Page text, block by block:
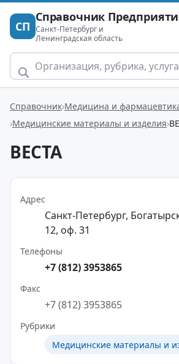
СП
Справочник
Санкт-Петербург и
Ленинградская область
Справочник Медицина и
Медицинские материалы и изделия
ВЕСТА
Адрес
Санкт-Петербург,
12, оф. 31
Телефоны
+7 (812) 3953865
Факс
+7 (812) 3953865
Рубрики
Медицинские материалы и